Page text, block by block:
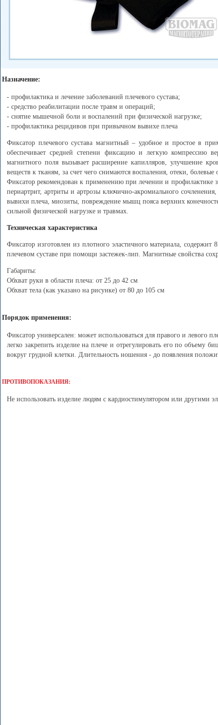
Назначение:
- профилактика и лечение заболеваний плечевого сустава;
- средство реабилитации после травм и операций;
- снятие мышечной боли и воспалений при физической нагрузке;
- профилактика рецидивов при привычном вывихе плеча
Фиксатор плечевого сустава магнитный – удобное и простое в
обеспечивает средней степени фиксацию и легкую компрессию
магнитного поля вызывает расширение капилляров, улучшение
веществ к тканям, за счет чего снимаются воспаления, отеки,
Фиксатор рекомендован к применению при лечении и профилактике
периартрит, артриты и артрозы ключично-акромиального
вывихи плеча, миозиты, повреждение мышц пояса верхних
сильной физической нагрузке и травмах.
Техническая характеристика
Фиксатор изготовлен из плотного эластичного материала,
плечевом суставе при помощи застежек-лип. Магнитные свойства
Габариты:
Обхват руки в области плеча: от 25 до 42 см
Обхват тела (как указано на рисунке) от 80 до 105 см
Порядок применения:
Фиксатор универсален: может использоваться для правого и левого
легко закрепить изделие на плече и отрегулировать его по объему
вокруг грудной клетки. Длительность ношения - до появления
ПРОТИВОПОКАЗАНИЯ:
Не использовать изделие людям с кардиостимулятором или